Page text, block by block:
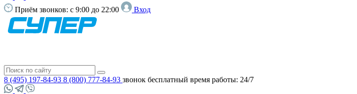
Приём звонков: с 9:00 до 22:00 Вход
8 (495) 197-84-93 8 (800) 777-84-93 звонок бесплатный время работы: 24/7